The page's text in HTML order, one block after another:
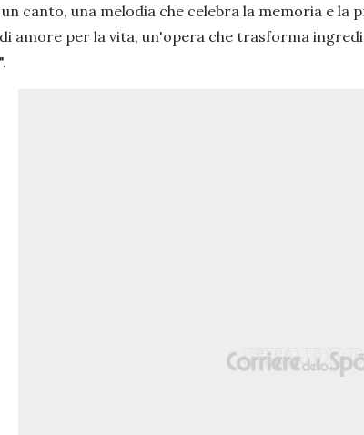
canto, una melodia che celebra la memoria e la
amore per la vita, un'opera che trasforma